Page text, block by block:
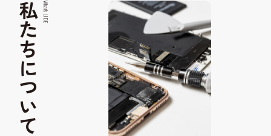
私たちについて What’s LIDE